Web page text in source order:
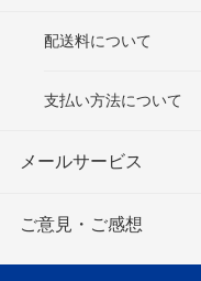
配送料について
支払い方法について
メールサービス
ご意見・ご感想